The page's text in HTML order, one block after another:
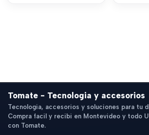
Tomate - Tecnologia y accesorios
Tecnologia, accesorios y soluciones para tu
Compra facil y recibi en Montevideo y todo
con Tomate.